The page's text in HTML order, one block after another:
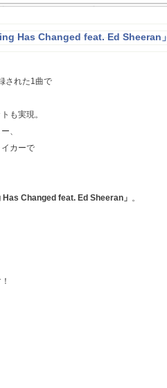
Has Changed feat. Ed Sheeran」
された1曲で
も実現。
、
カーで
Has Changed feat. Ed Sheeran」 。